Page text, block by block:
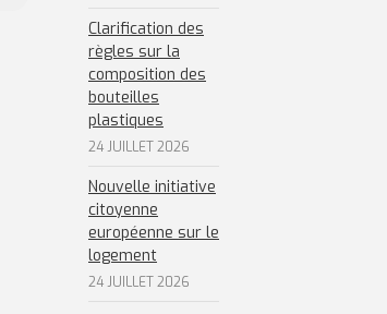
Clarification des
règles sur la
composition des
bouteilles
plastiques
24 JUILLET 2026
Nouvelle initiative
citoyenne
européenne sur le
logement
24 JUILLET 2026